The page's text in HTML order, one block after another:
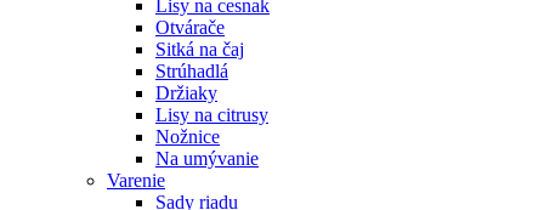
Lisy na cesnak
Otvárače
Sitká na čaj
Strúhadlá
Držiaky
Lisy na citrusy
Nožnice
Na umývanie
Varenie
Sady riadu